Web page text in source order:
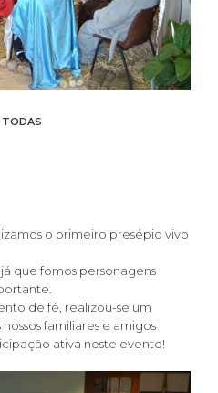
TODAS
o primeiro presépio vivo
que fomos personagens
de fé, realizou-se um
familiares e amigos
ativa neste evento!